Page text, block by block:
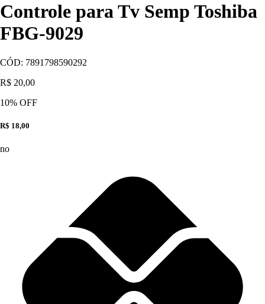
Controle para Tv Semp Toshiba
FBG-9029
CÓD: 7891798590292
R$ 20,00
10% OFF
R$ 18,00
no